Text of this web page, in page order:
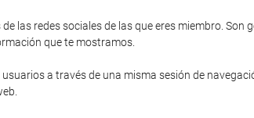
las redes sociales de las que eres miembro. Son
que te mostramos.
a través de una misma sesión de